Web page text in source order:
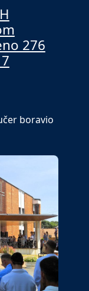
276
boravio